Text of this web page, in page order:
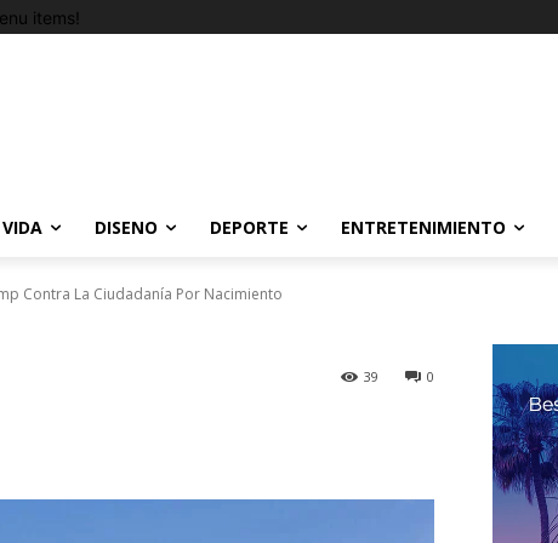
items!
VIDA DISENO DEPORTE ENTRETENIMIENTO
Contra La Ciudadanía Por Nacimiento
0
39